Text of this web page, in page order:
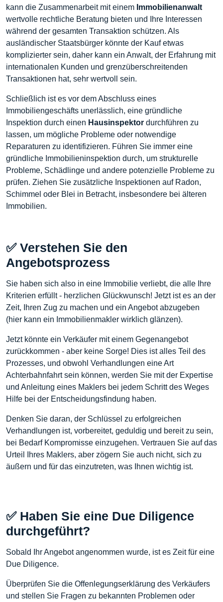
kann die Zusammenarbeit mit einem Immobilienanwalt
wertvolle rechtliche Beratung bieten und Ihre Interessen
während der gesamten Transaktion schützen. Als
ausländischer Staatsbürger könnte der Kauf etwas
komplizierter sein, daher kann ein Anwalt, der Erfahrung mit
internationalen Kunden und grenzüberschreitenden
Transaktionen hat, sehr wertvoll sein.
Schließlich ist es vor dem Abschluss eines
Immobiliengeschäfts unerlässlich, eine gründliche
Inspektion durch einen Hausinspektor durchführen zu
lassen, um mögliche Probleme oder notwendige
Reparaturen zu identifizieren. Führen Sie immer eine
gründliche Immobilieninspektion durch, um strukturelle
Probleme, Schädlinge und andere potenzielle Probleme zu
prüfen. Ziehen Sie zusätzliche Inspektionen auf Radon,
Schimmel oder Blei in Betracht, insbesondere bei älteren
Immobilien.
✅ Verstehen Sie den
Angebotsprozess
Sie haben sich also in eine Immobilie verliebt, die alle Ihre
Kriterien erfüllt - herzlichen Glückwunsch! Jetzt ist es an der
Zeit, Ihren Zug zu machen und ein Angebot abzugeben
(hier kann ein Immobilienmakler wirklich glänzen).
Jetzt könnte ein Verkäufer mit einem Gegenangebot
zurückkommen - aber keine Sorge! Dies ist alles Teil des
Prozesses, und obwohl Verhandlungen eine Art
Achterbahnfahrt sein können, werden Sie mit der Expertise
und Anleitung eines Maklers bei jedem Schritt des Weges
Hilfe bei der Entscheidungsfindung haben.
Denken Sie daran, der Schlüssel zu erfolgreichen
Verhandlungen ist, vorbereitet, geduldig und bereit zu sein,
bei Bedarf Kompromisse einzugehen. Vertrauen Sie auf das
Urteil Ihres Maklers, aber zögern Sie auch nicht, sich zu
äußern und für das einzutreten, was Ihnen wichtig ist.
✅ Haben Sie eine Due Diligence
durchgeführt?
Sobald Ihr Angebot angenommen wurde, ist es Zeit für eine
Due Diligence.
Überprüfen Sie die Offenlegungserklärung des Verkäufers
und stellen Sie Fragen zu bekannten Problemen oder